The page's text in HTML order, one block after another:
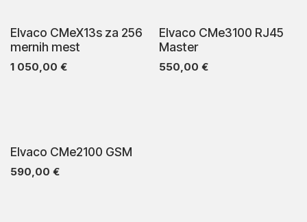
Elvaco CMeX13s za 256
mernih mest
1 050,00 €
Elvaco CMe3100 RJ45
Master
550,00 €
Elvaco CMe2100 GSM
590,00 €